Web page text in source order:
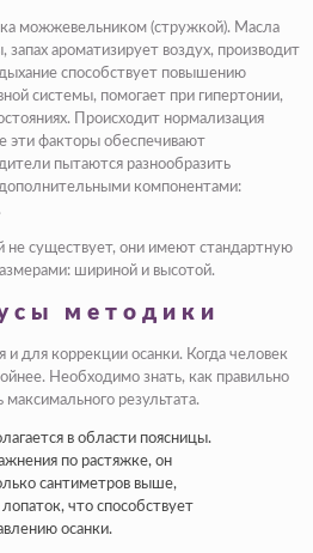
можжевельником (стружкой). Масла
ароматизирует воздух, производит
способствует повышению
системы, помогает при гипертонии,
Происходит нормализация
эти факторы обеспечивают
пытаются разнообразить
компонентами:
не существует, они имеют стандартную
шириной и высотой.
методики
и для коррекции осанки. Когда человек
Необходимо знать, как правильно
результата.
в области поясницы.
по растяжке, он
сантиметров выше,
лопаток, что способствует
осанки.